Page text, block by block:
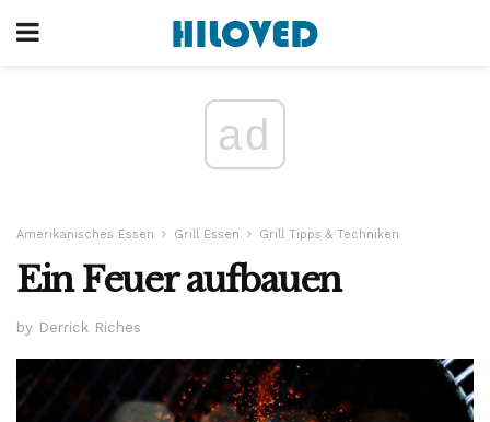
ad
Amerikanisches Essen Grill Essen Grill Tipps & Techniken
Ein Feuer aufbauen
by Derrick Riches